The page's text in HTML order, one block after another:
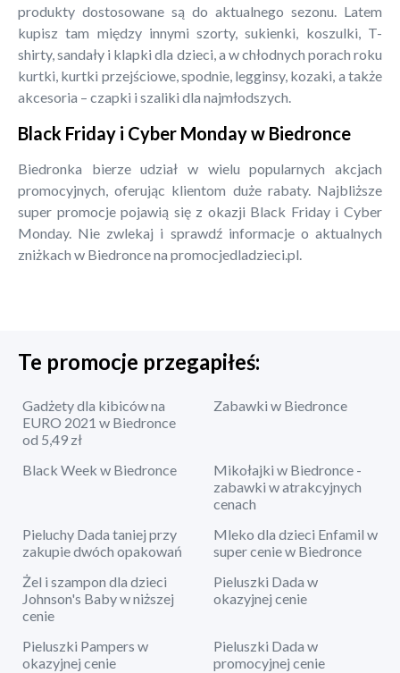
produkty dostosowane są do aktualnego sezonu. Latem
kupisz tam między innymi szorty, sukienki, koszulki, T-
shirty, sandały i klapki dla dzieci, a w chłodnych porach roku
kurtki, kurtki przejściowe, spodnie, legginsy, kozaki, a także
akcesoria – czapki i szaliki dla najmłodszych.
Black Friday i Cyber Monday w Biedronce
Biedronka bierze udział w wielu popularnych akcjach
promocyjnych, oferując klientom duże rabaty. Najbliższe
super promocje pojawią się z okazji Black Friday i Cyber
Monday. Nie zwlekaj i sprawdź informacje o aktualnych
zniżkach w Biedronce na promocjedladzieci.pl.
Te promocje przegapiłeś:
Gadżety dla kibiców na
EURO 2021 w Biedronce
od 5,49 zł
Zabawki w Biedronce
Black Week w Biedronce
Mikołajki w Biedronce -
zabawki w atrakcyjnych
cenach
Pieluchy Dada taniej przy
zakupie dwóch opakowań
Mleko dla dzieci Enfamil w
super cenie w Biedronce
Żel i szampon dla dzieci
Johnson's Baby w niższej
cenie
Pieluszki Dada w
okazyjnej cenie
Pieluszki Pampers w
okazyjnej cenie
Pieluszki Dada w
promocyjnej cenie